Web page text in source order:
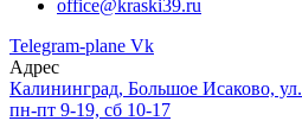
office@kraski39.ru
Telegram-plane Vk
Адрес
Калининград, Большое Исаково,
пн-пт 9-19, сб 10-17